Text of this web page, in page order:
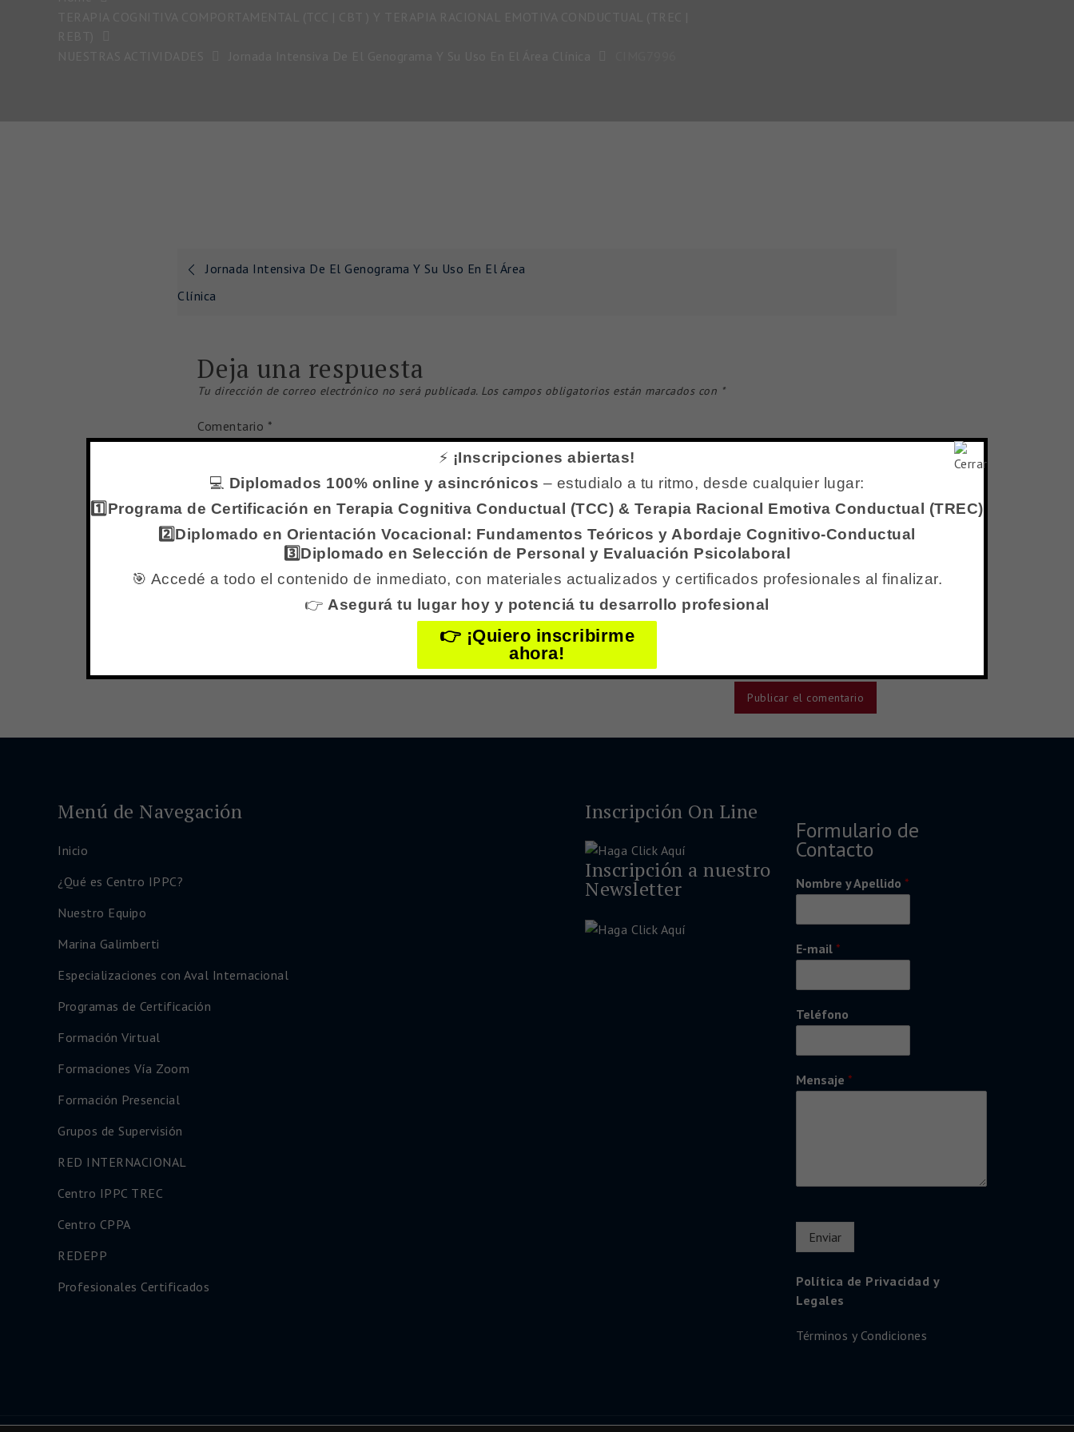
Navegación
de
Jornada Intensiva De El Genograma Y Su Uso En El Área
Clínica
Deja una respuesta
Tu dirección de correo electrónico no será publicada. Los campos obligatorios están marcados con *
Comentario *
Correo electrónico* Web
Menú de Navegación
Inicio
¿Qué es Centro IPPC?
Nuestro Equipo
Marina Galimberti
Especializaciones con Aval Internacional
Programas de Certificación
Formación Virtual
Formaciones Vía Zoom
Formación Presencial
Grupos de Supervisión
RED INTERNACIONAL
Centro IPPC TREC
Centro CPPA
REDEPP
Profesionales Certificados
Inscripción On Line
Inscripción a nuestro
Newsletter
Formulario de
Contacto
Nombre y Apellido *
E-mail *
Teléfono
Mensaje *
Enviar
Política de Privacidad y
Legales
Términos y Condiciones
⚡ ¡Inscripciones abiertas!
💻 Diplomados 100% online y asincrónicos – estudialo a tu ritmo, desde cualquier lugar:
1️⃣Programa de Certificación en Terapia Cognitiva Conductual (TCC) & Terapia Racional Emotiva Conductual (TREC)
2️⃣Diplomado en Orientación Vocacional: Fundamentos Teóricos y Abordaje Cognitivo-Conductual
3️⃣Diplomado en Selección de Personal y Evaluación Psicolaboral
🎯 Accedé a todo el contenido de inmediato, con materiales actualizados y certificados profesionales al finalizar.
👉 Asegurá tu lugar hoy y potenciá tu desarrollo profesional
👉 ¡Quiero inscribirme
ahora!